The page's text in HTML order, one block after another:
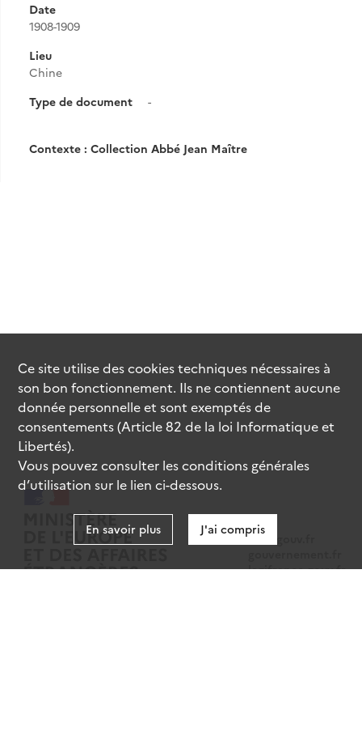
Date
1908-1909
Lieu
Chine
Type de document
-
Contexte : Collection Abbé Jean Maître
data.gouv.fr
legifrance.gouv.fr
Ce site utilise descookiestechniques nécessaires à
son bon fonctionnement. Ils ne contiennent aucune
donnée personnelle et sont exemptés de
consentements (Article 82 de la loi Informatique et
Libertés).
Vous pouvez consulter les conditions générales
d’utilisation sur le lien ci-dessous.
En savoir plus J'ai compris